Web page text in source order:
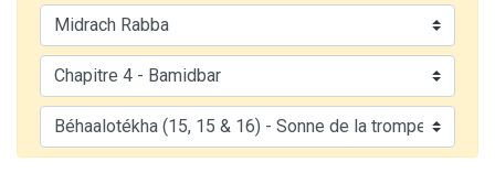
61 personnes viennent de demander une bénédiction
Ariel vient de donner son Maasser
Il reste 49 places pour étudier en groupe sur Zoom
Eva vient de donner son Maasser